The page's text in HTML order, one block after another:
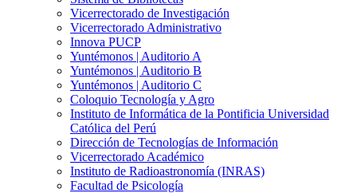
Vicerrectorado de Investigación
Vicerrectorado Administrativo
Innova PUCP
Yuntémonos | Auditorio A
Yuntémonos | Auditorio B
Yuntémonos | Auditorio C
Coloquio Tecnología y Agro
Instituto de Informática de la Pontificia Universidad
Católica del Perú
Dirección de Tecnologías de Información
Vicerrectorado Académico
Instituto de Radioastronomía (INRAS)
Facultad de Psicología